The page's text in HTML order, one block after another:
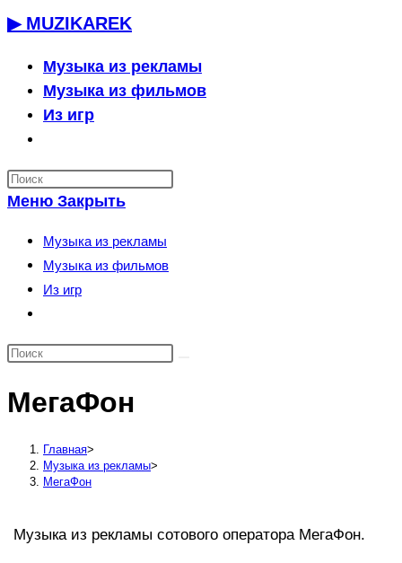
Перейти
содержимому
▶ MUZIKAREK
Музыка из рекламы
Музыка из фильмов
Из игр
по
веб-
сайту
Меню Закрыть
Музыка из рекламы
Музыка из фильмов
Из игр
по
сайту
МегаФон
Главная>
Музыка из рекламы>
МегаФон
Музыка из рекламы сотового оператора МегаФон.